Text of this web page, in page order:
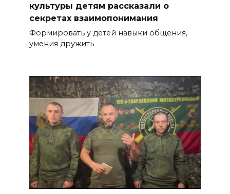
культуры детям рассказали о
секретах взаимопонимания
Формировать у детей навыки общения,
умения дружить